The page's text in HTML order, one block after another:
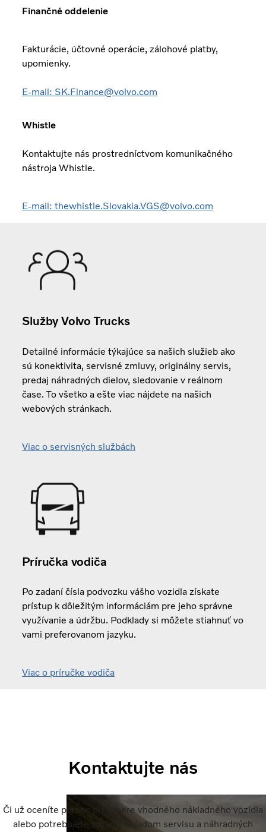
Finančné oddelenie
Fakturácie, účtovné operácie, zálohové platby,
upomienky.
E-mail: SK.Finance@volvo.com
Whistle
Kontaktujte nás prostredníctvom komunikačného
nástroja Whistle.
E-mail: thewhistle.Slovakia.VGS@volvo.com
Služby Volvo Trucks
Detailné informácie týkajúce sa našich služieb ako
sú konektivita, servisné zmluvy, originálny servis,
predaj náhradných dielov, sledovanie v reálnom
čase. To všetko a ešte viac nájdete na našich
webových stránkach.
Viac o servisných službách
Príručka vodiča
Po zadaní čísla podvozku vášho vozidla získate
prístup k dôležitým informáciám pre jeho správne
využívanie a údržbu. Podklady si môžete stiahnuť vo
vami preferovanom jazyku.
Viac o príručke vodiča
Kontaktujte nás
Či už oceníte pomoc pri výbere vhodného nákladného vozidla
alebo potrebujete poradiť ohľadom servisu a náhradných